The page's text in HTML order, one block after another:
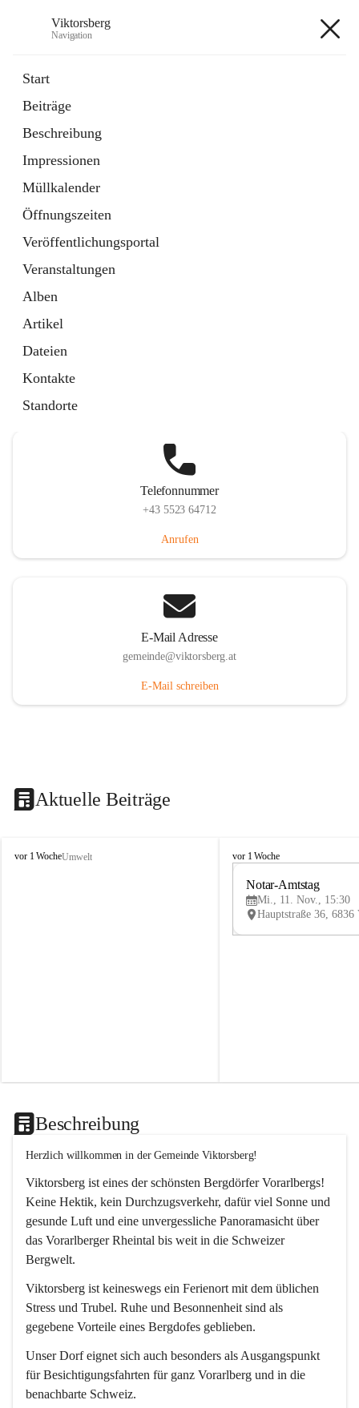
Viktorsberg
Navigation
Start
Beiträge
Beschreibung
Impressionen
Müllkalender
Öffnungszeiten
Veröffentlichungsportal
Veranstaltungen
Alben
Artikel
Dateien
Kontakte
Standorte
1 Schnellzugriff
Bürgerservice
10 Schnellzugriffe
Telefonnummer
+43 5523 64712
Anrufen
E-Mail Adresse
gemeinde@viktorsberg.at
E-Mail schreiben
Aktuelle Beiträge
V
vor 1 WocheUmwelt
V
vor 1 Woche
Notar-Amtstag
Mi., 11. Nov., 15:30
Beschreibung
Herzlich willkommen in der Gemeinde Viktorsberg!
Viktorsberg ist eines der schönsten Bergdörfer Vorarlbergs!
Keine Hektik, kein Durchzugsverkehr, dafür viel Sonne und
gesunde Luft und eine unvergessliche Panoramasicht über
das Vorarlberger Rheintal bis weit in die Schweizer
Bergwelt.
Viktorsberg ist keineswegs ein Ferienort mit dem üblichen
Stress und Trubel. Ruhe und Besonnenheit sind als
gegebene Vorteile eines Bergdofes geblieben.
Unser Dorf eignet sich auch besonders als Ausgangspunkt
für Besichtigungsfahrten für ganz Vorarlberg und in die
benachbarte Schweiz.